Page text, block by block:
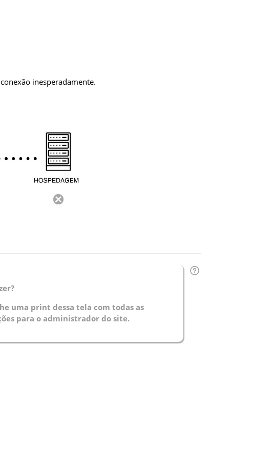
inesperadamente.
uma print dessa tela com todas as
para o administrador do site.